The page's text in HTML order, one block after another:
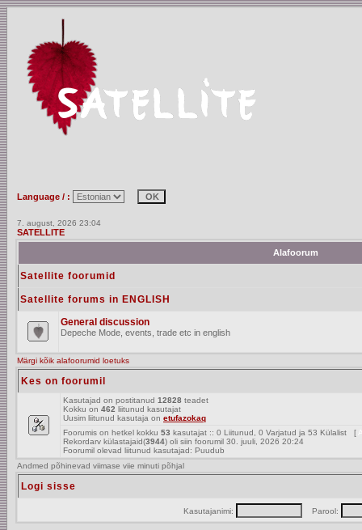
Language / :
7. august, 2026 23:04
SATELLITE
Alafoorum
Satellite foorumid
Satellite forums in ENGLISH
General discussion
Depeche Mode, events, trade etc in english
Märgi kõik alafoorumid loetuks
Kes on foorumil
Kasutajad on postitanud 12828 teadet
Kokku on 462 liitunud kasutajat
Uusim liitunud kasutaja on etufazokaq
Foorumis on hetkel kokku 53 kasutajat :: 0 Liitunud, 0 Varjatud ja 53 Külalist [
Rekordarv külastajaid(3944) oli siin foorumil 30. juuli, 2026 20:24
Foorumil olevad liitunud kasutajad: Puudub
Andmed põhinevad viimase viie minuti põhjal
Logi sisse
Kasutajanimi: Parool: